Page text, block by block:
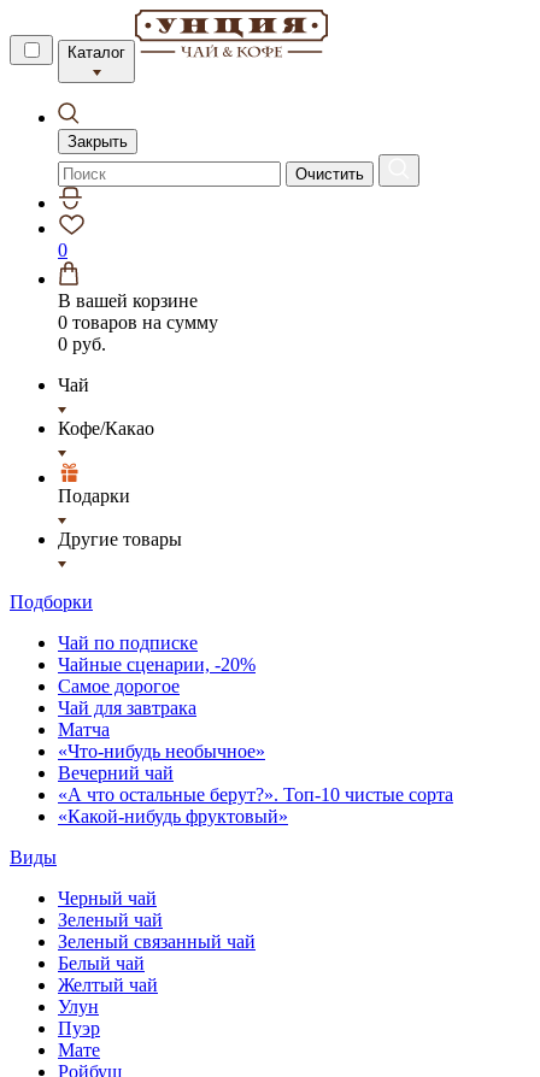
Каталог
Закрыть
Очистить
0
В вашей корзине
0 товаров на сумму
0 руб.
Чай
Кофе/Какао
Подарки
Другие товары
Подборки
Чай по подписке
Чайные сценарии, -20%
Самое дорогое
Чай для завтрака
Матча
«Что-нибудь необычное»
Вечерний чай
«А что остальные берут?». Топ-10 чистые сорта
«Какой-нибудь фруктовый»
Виды
Черный чай
Зеленый чай
Зеленый связанный чай
Белый чай
Желтый чай
Улун
Пуэр
Мате
Ройбуш